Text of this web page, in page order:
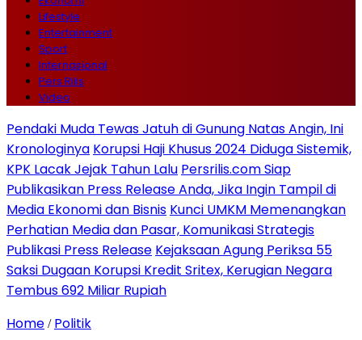
Lifestyle
Entertainment
Sport
Internasional
Pers Rilis
Video
Pendaki Muda Tewas Jatuh di Gunung Natas Angin, Ini
Kronologinya Korupsi Haji Khusus 2024 Diduga Sistemik,
KPK Lacak Jejak Tahun Lalu Persrilis.com Siap
Publikasikan Press Release Anda, Jika Ingin Tampil di
Media Ekonomi dan Bisnis Kunci UMKM Memenangkan
Perhatian Media dan Pasar, Komunikasi Strategis
Publikasi Press Release Kejaksaan Agung Periksa 55
Saksi Dugaan Korupsi Kredit Sritex, Kerugian Negara
Tembus 692 Miliar Rupiah
Home / Politik